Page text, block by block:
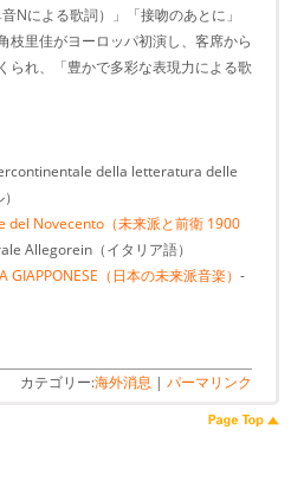
Nによる歌詞）」「接吻のあとに」
枝里佳がヨーロッパ初演し、客席から
られ、「豊かで多彩な表現力による歌
della letteratura delle
del Novecento（未来派と前衛 1900
Allegorein（イタリア語）
GIAPPONESE（日本の未来派音楽） -
カテゴリー:海外消息 | パーマリンク